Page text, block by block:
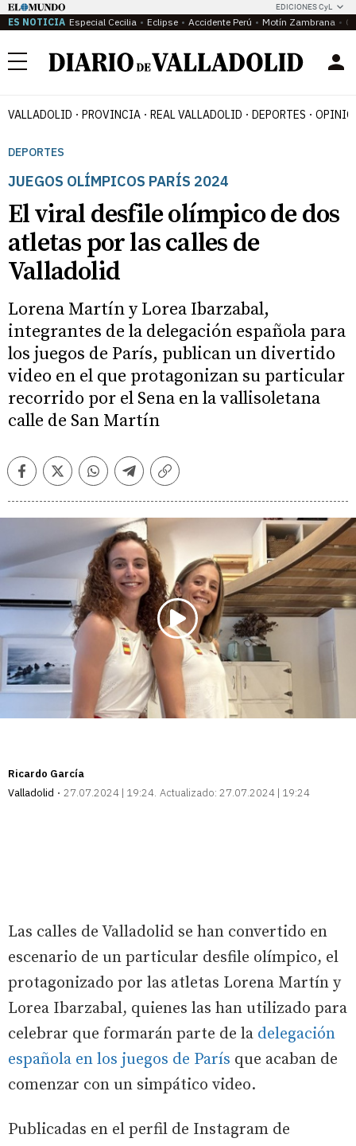
EDICIONES CyL
ES NOTICIA Especial Cecilia Eclipse Accidente Perú Motín Zambrana
Menú
VALLADOLID PROVINCIA REAL VALLADOLID DEPORTES
DEPORTES
JUEGOS OLÍMPICOS PARÍS 2024
El viral desfile olímpico de dos
atletas por las calles de
Valladolid
Lorena Martín y Lorea Ibarzabal,
integrantes de la delegación española para
los juegos de París, publican un divertido
video en el que protagonizan su particular
recorrido por el Sena en la vallisoletana
calle de San Martín
FacebookTwitterWhatsappTelegramCopiar
Ricardo García
Valladolid
27.07.2024 | 19:24 Actualizado: 27.07.2024 | 19:24
Las calles de Valladolid se han convertido en
escenario de un particular desfile olímpico, el
protagonizado por las atletas Lorena Martín y
Lorea Ibarzabal, quienes las han utilizado para
celebrar que formarán parte de la delegación
española en los juegos de París que acaban de
comenzar con un simpático video.
Publicadas en el perfil de Instagram de